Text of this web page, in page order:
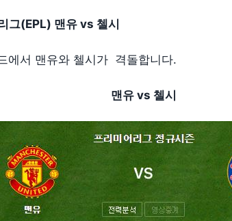
(EPL) 맨유 vs 첼시
에서 맨유와 첼시가 격돌합니다.
맨유 vs 첼시